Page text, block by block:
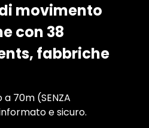
movimento
con 38
fabbriche
70m (SENZA
e sicuro.